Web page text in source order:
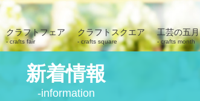
クラフトフェア
crafts fair
クラフトスクエア
crafts square
工芸の五月
crafts month
新着情報
information